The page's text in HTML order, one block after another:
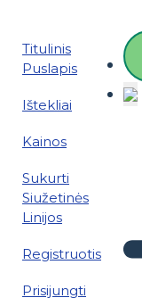
Titulinis
Puslapis
Ištekliai
Kainos
Sukurti
Siužetinės
Linijos
Registruotis
Prisijungti